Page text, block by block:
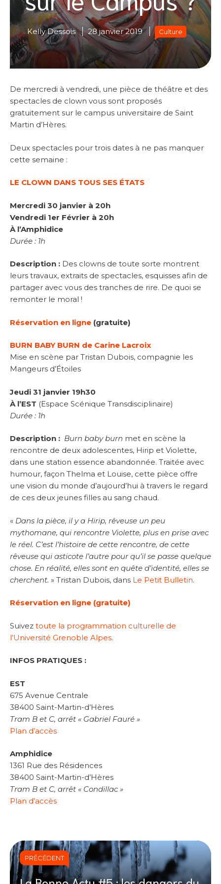
Kelly Dessois 28 janvier 2019 Culture
De mercredi à vendredi, une pièce de théâtre et des
spectacles de clown vous sont proposés
gratuitement sur le campus universitaire de Saint
Martin d’Hères.
Deux spectacles pour trois dates à ne pas manquer
cette semaine :
LE CLOWN DANS TOUS SES ÉTATS
Mercredi 30 janvier à 20h
Vendredi 1er Février à 20h
À l’Amphidice
Durée : 1h
Description : Des clowns de toute sorte montrent
leurs travaux, extraits de spectacles, esquisses afin de
partager avec vous des tranches de rire. De quoi se
remonter le moral !
Réservation en ligne (gratuite)
BURN BABY BURN de Carine Lacroix
Mise en scène par Tristan Dubois, compagnie les
Mangeurs d’Étoiles
Jeudi 31 janvier 19h30
À l’EST (Espace Scénique Transdisciplinaire)
Durée : 1h
Description : Burn baby burn met en scène la
rencontre de deux adolescentes, Hirip et Violette,
dans une station essence abandonnée. Traitée avec
humour, façon Thelma et Louise, cette pièce offre
une vision du monde d’aujourd’hui à travers le regard
de ces deux jeunes filles au sang chaud.
« Dans la pièce, il y a Hirip, rêveuse un peu
mythomane, qui rencontre Violette, plus en prise avec
le réel. C’est l’histoire de cette rencontre, de cette
rêveuse qui asticote l’autre pour qu’il se passe quelque
chose. En réalité, elles sont en quête d’identité, elles se
cherchent. » Tristan Dubois, dans Le Petit Bulletin.
Réservation en ligne (gratuite)
Suivez toute la programmation culturelle de
l’Université Grenoble Alpes.
INFOS PRATIQUES :
EST
675 Avenue Centrale
38400 Saint-Martin-d’Hères
Tram B et C, arrêt « Gabriel Fauré »
Plan d’accès
Amphidice
1361 Rue des Résidences
38400 Saint-Martin-d’Hères
Tram B et C, arrêt « Condillac »
Plan d’accès
PRÉCÉDENT